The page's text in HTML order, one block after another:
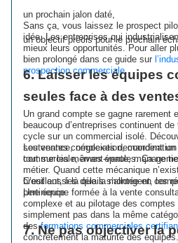
un prochain jalon daté,
un objectif précis pour le prochain
Sans ça, vous laissez le prospect
idée. Les entreprises qui
mieux leurs opportunités. Pour aller
bien prolongé dans ce guide sur
prospection commerciale.
6. Laisser les équipes
seules face à des
Un grand compte se gagne rarement
beaucoup d’entreprises continuent
cycle sur un commercial isolé.
soutenance, négociation,
tout sur les mêmes épaules. Ça ne
Les ventes complexes demandent
commerciale, avant-vente,
métier. Quand cette mécanique
brouillent, les délais s’allongent, les
pertinence.
C’est aussi là que la montée en
Une équipe formée à la vente
complexe et au pilotage des
simplement pas dans la même
desformations commerciales
concrètement la maturité des équipes.
7. Ne pas objectiver la